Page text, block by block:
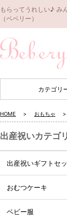
もらってうれしい♪ み
（ベベリー）
カテゴリ
HOME おもちゃ
出産祝いカテゴ
出産祝いギフトセ
おむつケーキ
ベビー服